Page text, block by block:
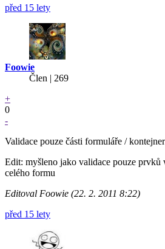
před 15 lety
Foowie
Člen | 269
+
0
-
Validace pouze části formuláře /
Edit: myšleno jako validace pouze prvků
celého formu
Editoval Foowie (22. 2. 2011 8:22)
před 15 lety